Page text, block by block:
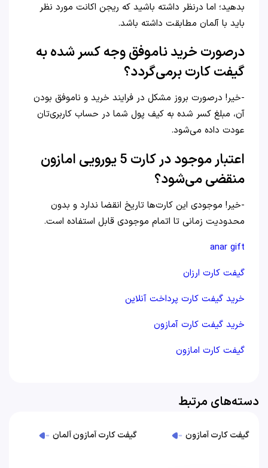
بدهید؛ اما در‌نظر داشته باشید که ریجن اکانت مورد نظر
باید با آلمان مطابقت داشته باشد.
در‌صورت خرید ناموفق وجه کسر شده به
گیفت کارت برمی‌گردد؟
-خیر! در‌صورت بروز مشکل در فرایند خرید و ناموفق بودن
آن، مبلغ کسر شده به کیف پول شما در حساب کاربری‌تان
عودت داده می‌شود.
اعتبار موجود در کارت 5 یورویی امازون
منقضی می‌شود؟
-خیر! موجودی این کارت‌ها تاریخ انقضا ندارد و بدون
محدودیت زمانی تا اتمام موجودی قابل استفاده است.
anar gift
گیفت کارت ارزان
خرید گیفت کارت پرداخت آنلاین
خرید گیفت کارت آمازون
گیفت کارت امازون
دسته‌های مرتبط
گیفت کارت آمازون گیفت کارت آمازون آلمان